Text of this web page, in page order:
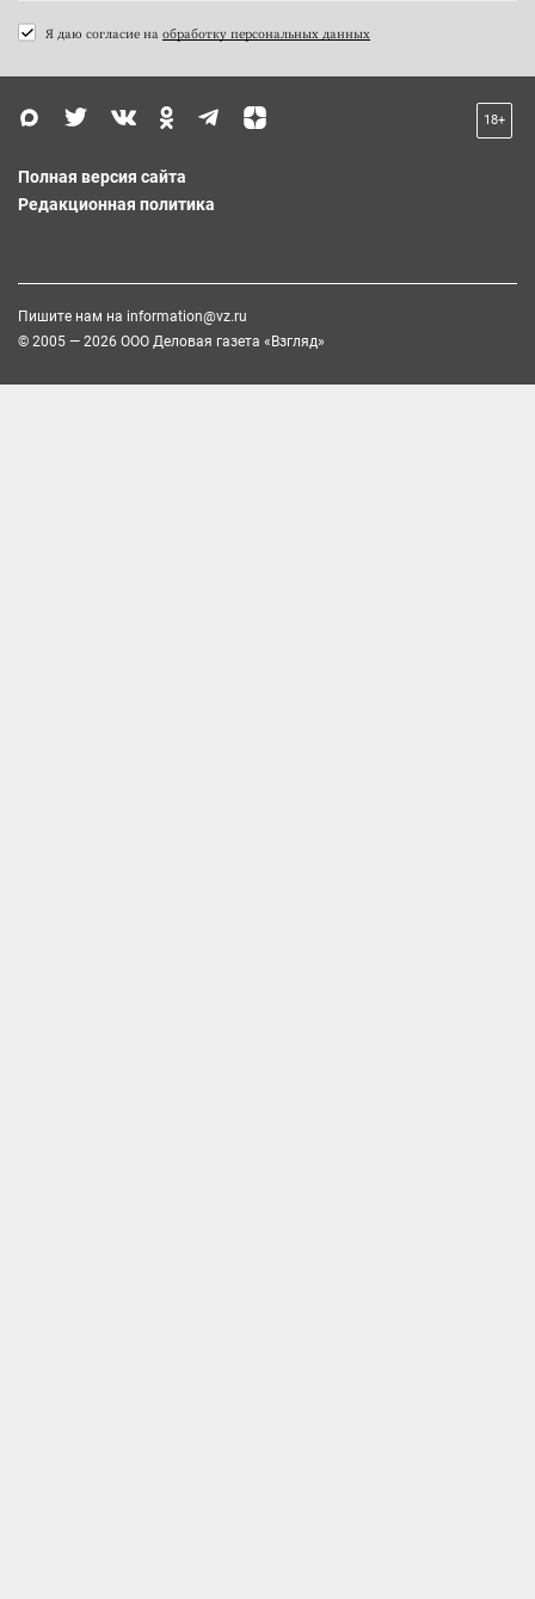
Я даю согласие на обработку персональных данных
18+
Полная версия сайта
Редакционная политика
Пишите нам на information@vz.ru
© 2005 — 2026 ООО Деловая газета «Взгляд»